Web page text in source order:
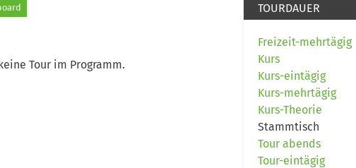
Tour im Programm.
TOURDAUER
Freizeit-mehrtägig
Kurs
Kurs-eintägig
Kurs-mehrtägig
Kurs-Theorie
Stammtisch
Tour abends
Tour-eintägig